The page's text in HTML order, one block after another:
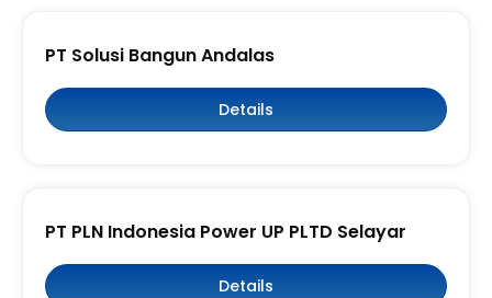
PT Solusi Bangun Andalas
Details
PT PLN Indonesia Power UP PLTD Selayar
Details